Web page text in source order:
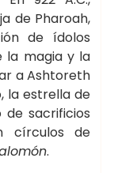
de Pharoah,
de ídolos
la magia y la
a Ashtoreth
la estrella de
sacrificios
círculos de
.